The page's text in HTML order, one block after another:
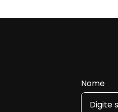
Nome